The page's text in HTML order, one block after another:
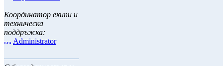
Координатор екипи и
техническа
поддръжка:
Administrator